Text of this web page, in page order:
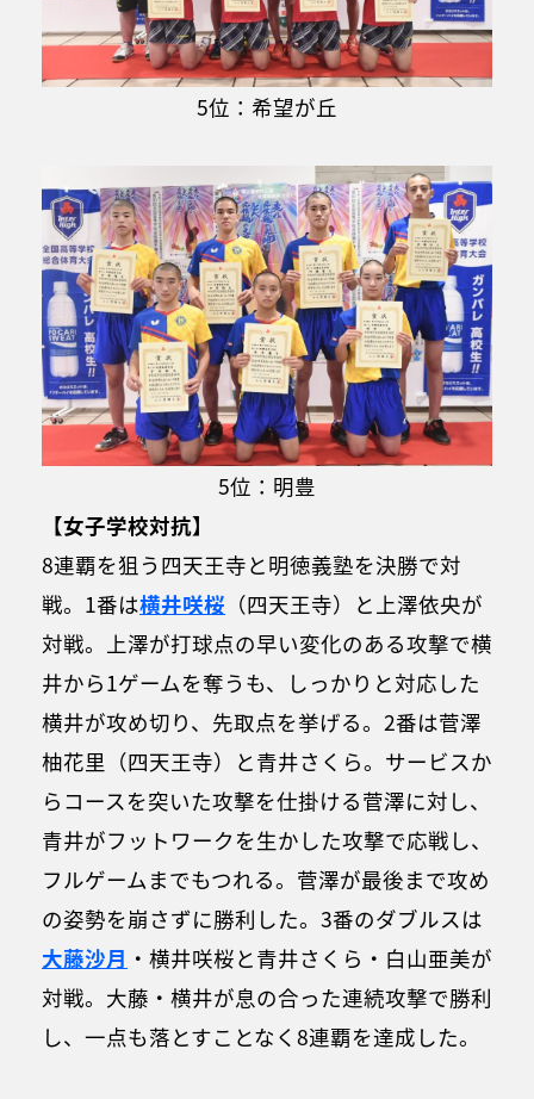
5位：希望が丘
5位：明豊
【女子学校対抗】
8連覇を狙う四天王寺と明徳義塾を決勝で対
戦。1番は横井咲桜 （四天王寺）と上澤依央が
対戦。上澤が打球点の早い変化のある攻撃で横
井から1ゲームを奪うも、しっかりと対応した
横井が攻め切り、先取点を挙げる。2番は菅澤
柚花里（四天王寺）と青井さくら。サービスか
らコースを突いた攻撃を仕掛ける菅澤に対し、
青井がフットワークを生かした攻撃で応戦し、
フルゲームまでもつれる。菅澤が最後まで攻め
の姿勢を崩さずに勝利した。3番のダブルスは
大藤沙月 ・横井咲桜と青井さくら・白山亜美が
対戦。大藤・横井が息の合った連続攻撃で勝利
し、一点も落とすことなく8連覇を達成した。